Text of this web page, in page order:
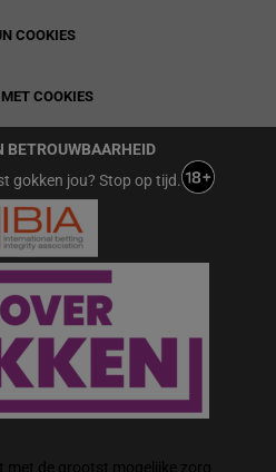
COOKIES
COOKIES
BETROUWBAARHEID
gokken jou? Stop op tijd.
met de grootst mogelijke zorg